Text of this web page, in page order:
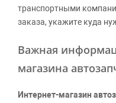
транспортными
заказа, укажите куда
Важная
магазина
Интернет-магазин